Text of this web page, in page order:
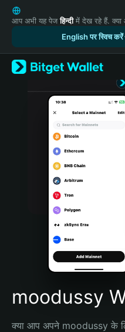
English
日本語
Русский
Español (Latinoamérica)
Türkçe
Português (Portugal)
Bahasa Indonesia
Português (Brasil)
Español (Argentina)
आप अभी यह पेजहिन्दीमें देख रहे हैं.
English पर स्विच करें
moodussy
क्या आप अपने moodussy के